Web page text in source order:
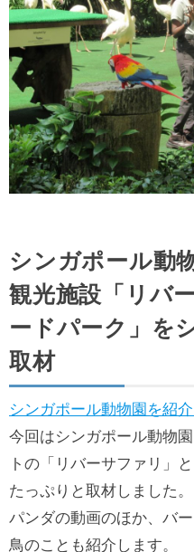
シンガポール動
観光施設「リバ
ードパーク」を
取材
シンガポール動物園を紹
今回はシンガポール動物
トの「リバーサファリ」
たっぷりと取材しました
パンダの動画のほか、バ
鳥のことも紹介します。